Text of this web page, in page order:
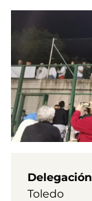
Delegación
Toledo